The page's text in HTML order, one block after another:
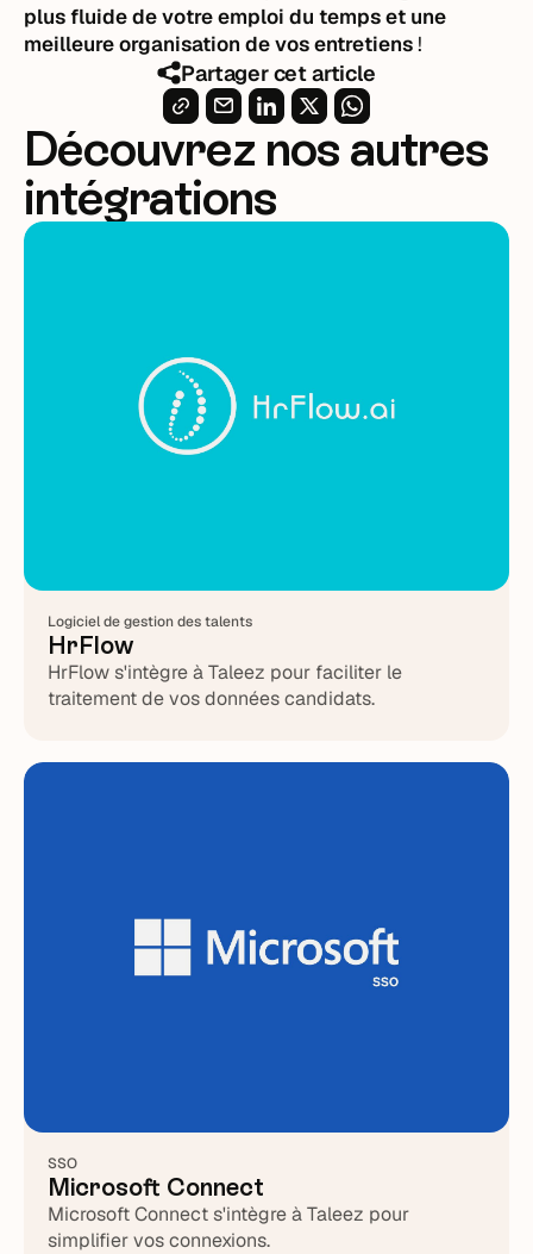
Partager cet article
plus fluide de votre emploi du temps et une
meilleure organisation de vos entretiens!
Découvrez nos autres
intégrations
Logiciel de gestion des talents
HrFlow
HrFlow s'intègre à Taleez pour faciliter le
traitement de vos données candidats.
SSO
Microsoft Connect
Microsoft Connect s'intègre à Taleez pour
simplifier vos connexions.